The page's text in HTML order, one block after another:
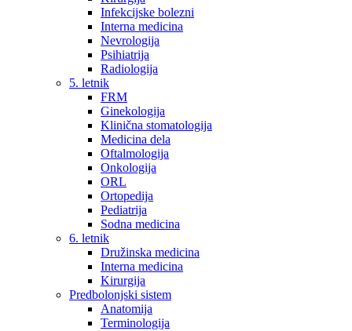
Infekcijske bolezni
Interna medicina
Nevrologija
Psihiatrija
Radiologija
5. letnik
FRM
Ginekologija
Klinična stomatologija
Medicina dela
Oftalmologija
Onkologija
ORL
Ortopedija
Pediatrija
Sodna medicina
6. letnik
Družinska medicina
Interna medicina
Kirurgija
Predbolonjski sistem
Anatomija
Terminologija